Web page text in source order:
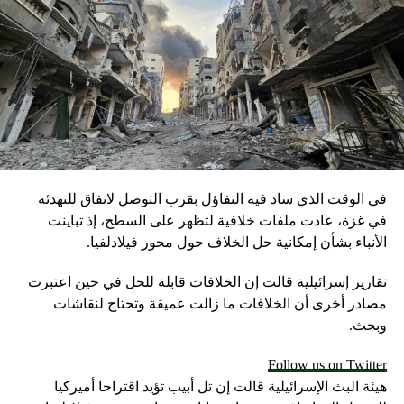
RELATED TOPICS:
UP
تنفي تصريحات مسؤول كويتي عن المفاوضات مع
DON'T MISS
أدرعي لنصرالله بعد حديث موازين الردع ضد إسرائيل: ما
تجامل نفسك
في الوقت الذي ساد فيه التفاؤل بقرب التوصل لاتفاق للتهدئة
في غزة، عادت ملفات خلافية لتظهر على السطح، إذ تباينت
الأنباء بشأن إمكانية حل الخلاف حول محور فيلادلفيا.
تقارير إسرائيلية قالت إن الخلافات قابلة للحل في حين اعتبرت
مصادر أخرى أن الخلافات ما زالت عميقة وتحتاج لنقاشات
وبحث.
Follow us on Twitter
هيئة البث الإسرائيلية قالت إن تل أبيب تؤيد اقتراحا أميركيا